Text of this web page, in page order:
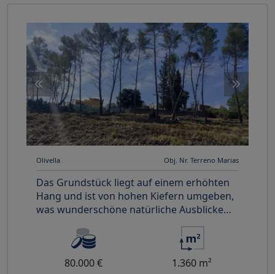
Olivella Obj. Nr. Terreno Marias
Das Grundstück liegt auf einem erhöhten
Hang und ist von hohen Kiefern umgeben,
was wunderschöne natürliche Ausblicke
und ein Gefühl der Privatsphäre
80.000 € 1.360 m²